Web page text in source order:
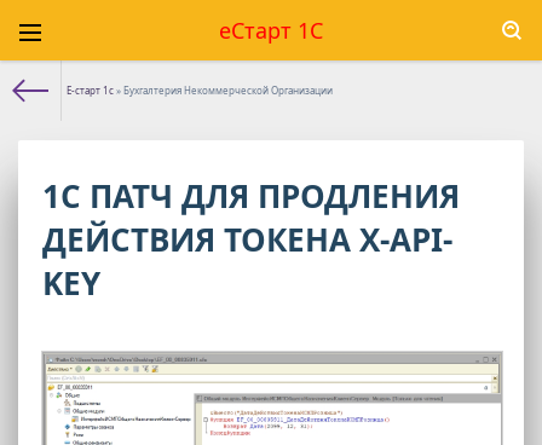
еСтарт 1С
Е-старт 1с» Бухгалтерия Некоммерческой Организации
1С ПАТЧ ДЛЯ ПРОДЛЕНИЯ
ДЕЙСТВИЯ ТОКЕНА X-API-
KEY